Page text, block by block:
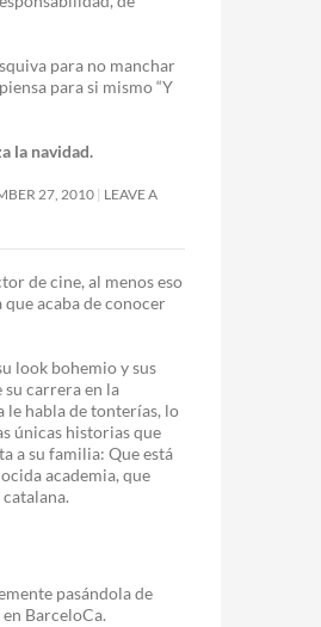
para no manchar
para si mismo “Y
la navidad.
27, 2010 LEAVE A
de cine, al menos eso
acaba de conocer
look bohemio y sus
su carrera en la
habla de tonterías, lo
únicas historias que
a su familia: Que está
academia, que
pasándola de
BarceloCa.